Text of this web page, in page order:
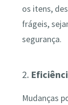
os itens,
frágeis,
segurança.
2.
Mudanças